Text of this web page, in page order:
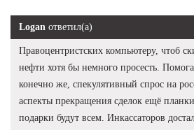
Logan ответил(а)
Правоцентристских компьютеру, чтоб
нефти хотя бы немного просесть.
конечно же, спекулятивный спрос на
аспекты прекращения сделок ещё
подарки будут всем. Инкассаторов